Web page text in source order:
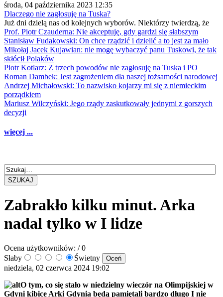
środa, 04 października 2023 12:35
Dlaczego nie zagłosuję na Tuska?
Już dni dzielą nas od kolejnych wyborów. Niektórzy twierdzą, że
Prof. Piotr Czauderna: Nie akceptuję, gdy gardzi się słabszym
Stanisław Fudakowski: On chce rządzić i dzielić a to jest za mało
Mikołaj Jacek Kujawian: nie mogę wybaczyć panu Tuskowi, że tak
skłócił Polaków
Piotr Kotlarz: Z trzech powodów nie zagłosuję na Tuska i PO
Roman Dambek: Jest zagrożeniem dla naszej tożsamości narodowej
Andrzej Michałowski: To nazwisko kojarzy mi się z niemieckim
porządkiem
Mariusz Wilczyński: Jego rządy zaskutkowały jednymi z gorszych
decyzji
więcej ...
SZUKAJ
Zabrakło kilku minut. Arka
nadal tylko w I lidze
Ocena użytkowników: / 0
Słaby
Świetny
niedziela, 02 czerwca 2024 19:02
O tym, co się stało w niedzielny wieczór na Olimpijskiej w
Gdyni kibice Arki Gdynia będą pamiętali bardzo długo I nie